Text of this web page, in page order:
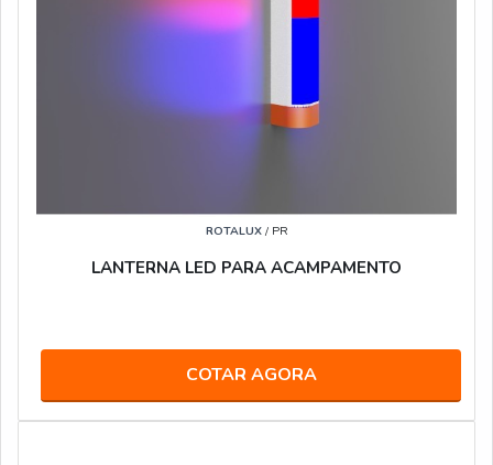
ROTALUX/ PR
LANTERNA LED PARA ACAMPAMENTO
COTAR AGORA